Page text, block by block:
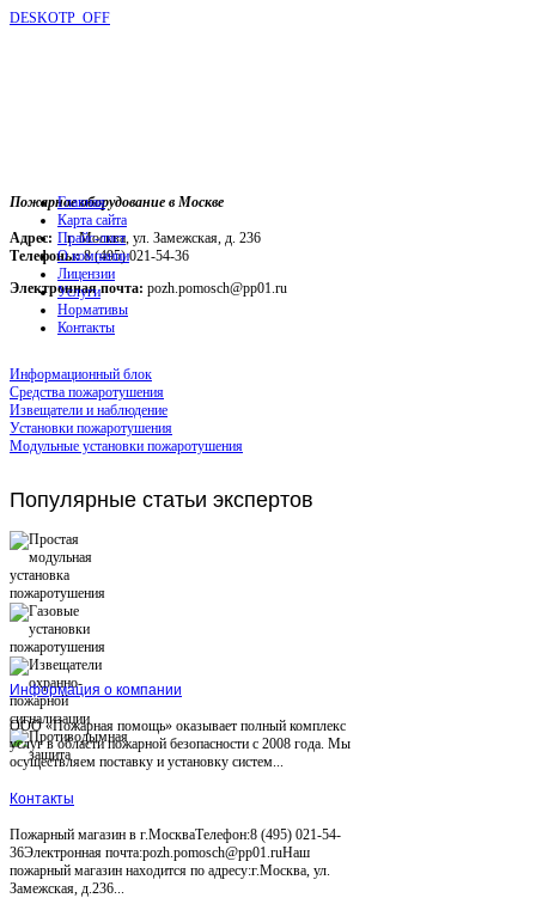
DESKOTP_OFF
Пожарное оборудование в Москве
Адрес: г. Москва, ул. Замежская, д. 236
Телефоны:8 (495) 021-54-36
Электронная почта: pozh.pomosch@pp01.ru
Главная
Карта сайта
Прайс-лист
О компании
Лицензии
Услуги
Нормативы
Контакты
Информационный блок
Средства пожаротушения
Извещатели и наблюдение
Установки пожаротушения
Модульные установки пожаротушения
Популярные статьи экспертов
Информация о компании
ООО «Пожарная помощь» оказывает полный комплекс
услуг в области пожарной безопасности с 2008 года. Мы
осуществляем поставку и установку систем...
Контакты
Пожарный магазин в г.МоскваТелефон:8 (495) 021-54-
36Электронная почта:pozh.pomosch@pp01.ruНаш
пожарный магазин находится по адресу:г.Москва, ул.
Замежская, д.236...